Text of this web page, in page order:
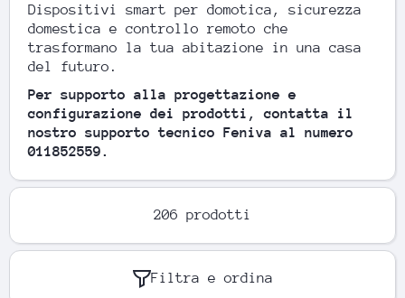
Dispositivi smart per domotica, sicurezza
domestica e controllo remoto che
trasformano la tua abitazione in una casa
del futuro.
Per supporto alla progettazione e
configurazione dei prodotti, contatta il
nostro supporto tecnico Feniva al numero
011852559.
206 prodotti
Filtra e ordina